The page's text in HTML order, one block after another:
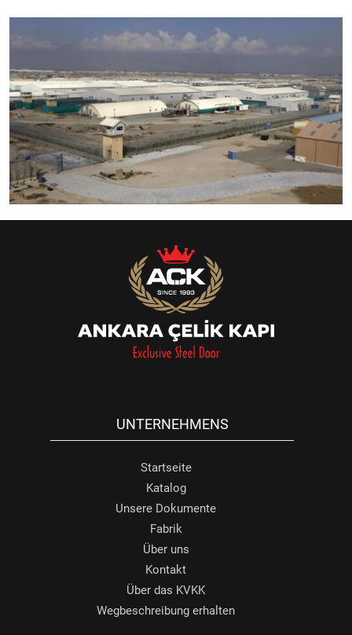
UNTERNEHMENS
Startseite
Katalog
Unsere Dokumente
Fabrik
Über uns
Kontakt
Über das KVKK
Wegbeschreibung erhalten